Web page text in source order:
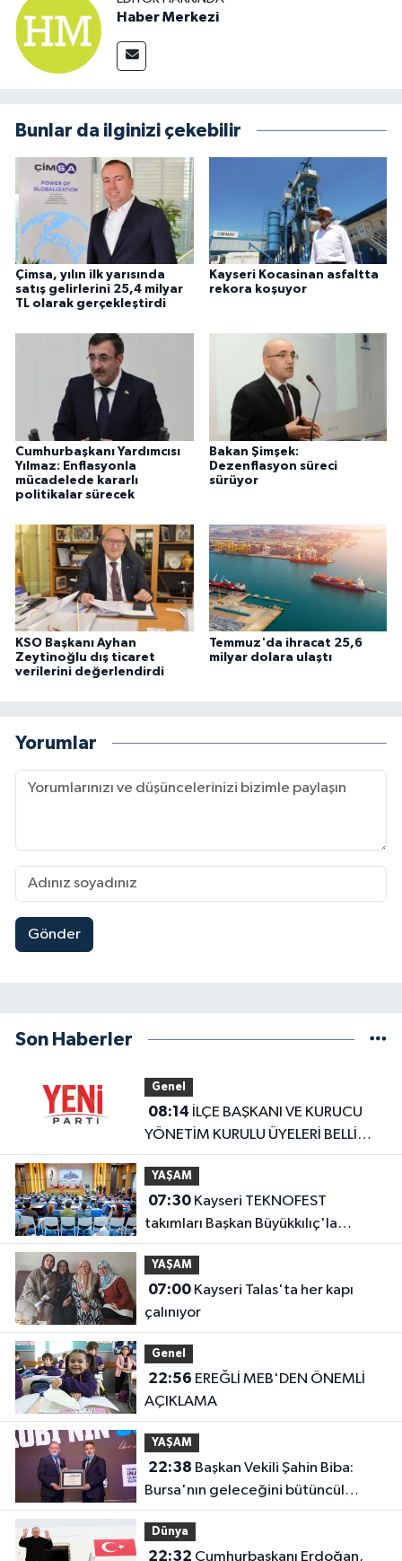
Haber Merkezi
Bunlar da ilginizi çekebilir
Çimsa, yılın ilk yarısında
satış gelirlerini 25,4 milyar
TL olarak gerçekleştirdi
Kayseri Kocasinan asfaltta
rekora koşuyor
Cumhurbaşkanı Yardımcısı
Yılmaz: Enflasyonla
mücadelede kararlı
politikalar sürecek
Bakan Şimşek:
Dezenflasyon süreci
sürüyor
KSO Başkanı Ayhan
Zeytinoğlu dış ticaret
verilerini değerlendirdi
Temmuz'da ihracat 25,6
milyar dolara ulaştı
Yorumlar
Gönder
Son Haberler
Genel
08:14
YÖNETİM KURULU ÜYELERİ BELLİ
OLDU
YAŞAM
07:30Kayseri TEKNOFEST
takımları Başkan Büyükkılıç'la
buluştu
YAŞAM
07:00Kayseri Talas'ta her kapı
çalınıyor
Genel
22:56
AÇIKLAMA
YAŞAM
22:38
Bursa'nın geleceğini bütüncül
anlayışla planlıyoruz
Dünya
22:32